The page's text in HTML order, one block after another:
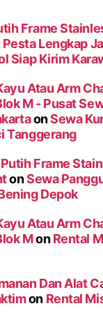
Frame
Lengkap
Siap Kirim
Atau Arm
M - Pusat
onSewa
Tanggerang
Frame
onSewa
Depok
Atau Arm
MonRental
Dan Alat
on Rental